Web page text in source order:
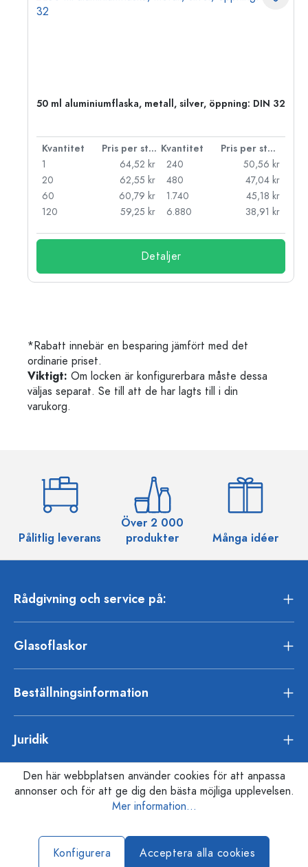
50 ml aluminiumflaska, metall, silver, öppning: DIN 32
Kvantitet Pris per styck Kvantitet
Pris per styck
1
64,52 kr
20
62,55 kr
60
60,79 kr
120
59,25 kr
240
50,56 kr
480
47,04 kr
1.740
45,18 kr
6.880
38,91 kr
Detaljer
*Rabatt innebär en besparing jämfört med det
ordinarie priset.
Viktigt: Om locken är konfigurerbara måste dessa
väljas separat. Se till att de har lagts till i din
varukorg.
Pålitlig leverans
Över 2 000
produkter
Många idéer
Rådgivning och service på:
Glasoflaskor
Beställningsinformation
Juridik
Den här webbplatsen använder cookies för att anpassa
annonser och för att ge dig den bästa möjliga upplevelsen.
Mer information...
Konfigurera Acceptera alla cookies